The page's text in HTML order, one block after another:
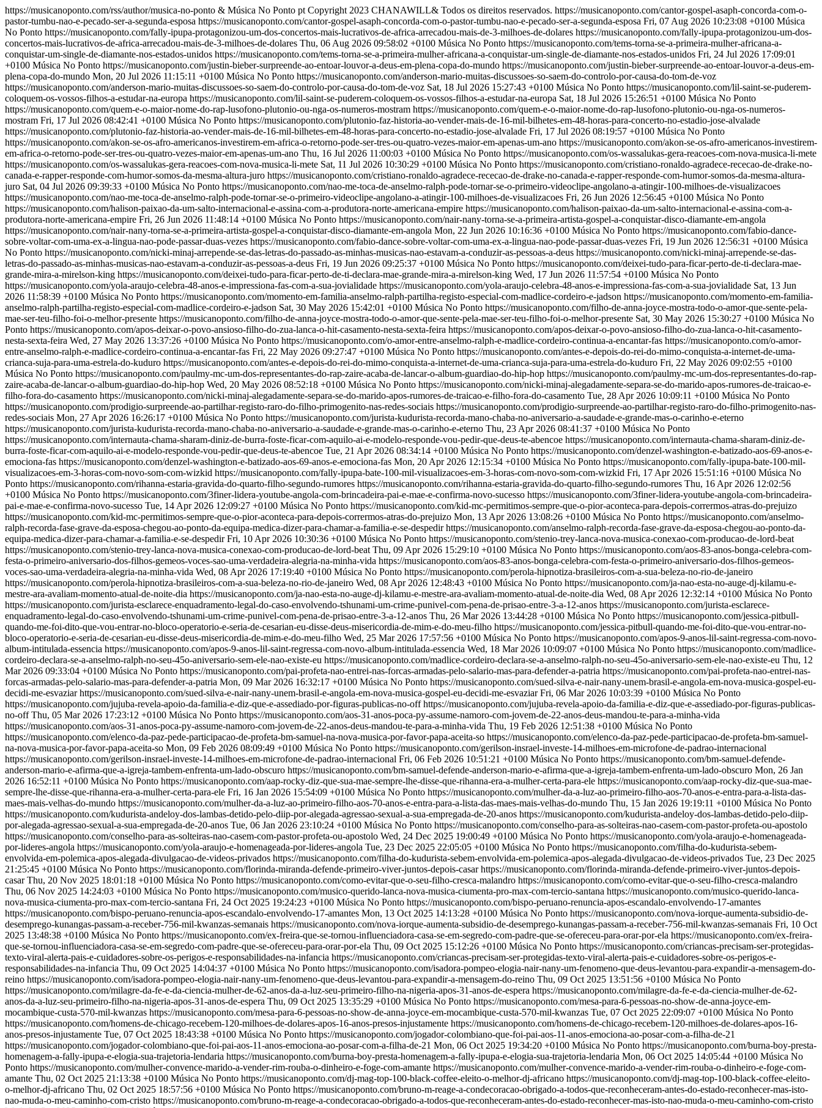
https://musicanoponto.com/rss/author/musica-no-ponto & Música No Ponto pt Copyright 2023 CHANAWILL& Todos os direitos reservados. https://musicanoponto.com/cantor-gospel-asaph-concorda-com-o-
pastor-tumbu-nao-e-pecado-ser-a-segunda-esposa https://musicanoponto.com/cantor-gospel-asaph-concorda-com-o-pastor-tumbu-nao-e-pecado-ser-a-segunda-esposa Fri, 07 Aug 2026 10:23:08 +0100 Música
No Ponto https://musicanoponto.com/fally-ipupa-protagonizou-um-dos-concertos-mais-lucrativos-de-africa-arrecadou-mais-de-3-milhoes-de-dolares https://musicanoponto.com/fally-ipupa-protagonizou-um-dos-
concertos-mais-lucrativos-de-africa-arrecadou-mais-de-3-milhoes-de-dolares Thu, 06 Aug 2026 09:58:02 +0100 Música No Ponto https://musicanoponto.com/tems-torna-se-a-primeira-mulher-africana-a-
conquistar-um-single-de-diamante-nos-estados-unidos https://musicanoponto.com/tems-torna-se-a-primeira-mulher-africana-a-conquistar-um-single-de-diamante-nos-estados-unidos Fri, 24 Jul 2026 17:09:01
+0100 Música No Ponto https://musicanoponto.com/justin-bieber-surpreende-ao-entoar-louvor-a-deus-em-plena-copa-do-mundo https://musicanoponto.com/justin-bieber-surpreende-ao-entoar-louvor-a-deus-em-
plena-copa-do-mundo Mon, 20 Jul 2026 11:15:11 +0100 Música No Ponto https://musicanoponto.com/anderson-mario-muitas-discussoes-so-saem-do-controlo-por-causa-do-tom-de-voz
https://musicanoponto.com/anderson-mario-muitas-discussoes-so-saem-do-controlo-por-causa-do-tom-de-voz Sat, 18 Jul 2026 15:27:43 +0100 Música No Ponto https://musicanoponto.com/lil-saint-se-puderem-
coloquem-os-vossos-filhos-a-estudar-na-europa https://musicanoponto.com/lil-saint-se-puderem-coloquem-os-vossos-filhos-a-estudar-na-europa Sat, 18 Jul 2026 15:26:51 +0100 Música No Ponto
https://musicanoponto.com/quem-e-o-maior-nome-do-rap-lusofono-plutonio-ou-nga-os-numeros-mostram https://musicanoponto.com/quem-e-o-maior-nome-do-rap-lusofono-plutonio-ou-nga-os-numeros-
mostram Fri, 17 Jul 2026 08:42:41 +0100 Música No Ponto https://musicanoponto.com/plutonio-faz-historia-ao-vender-mais-de-16-mil-bilhetes-em-48-horas-para-concerto-no-estadio-jose-alvalade
https://musicanoponto.com/plutonio-faz-historia-ao-vender-mais-de-16-mil-bilhetes-em-48-horas-para-concerto-no-estadio-jose-alvalade Fri, 17 Jul 2026 08:19:57 +0100 Música No Ponto
https://musicanoponto.com/akon-se-os-afro-americanos-investirem-em-africa-o-retorno-pode-ser-tres-ou-quatro-vezes-maior-em-apenas-um-ano https://musicanoponto.com/akon-se-os-afro-americanos-investirem-
em-africa-o-retorno-pode-ser-tres-ou-quatro-vezes-maior-em-apenas-um-ano Thu, 16 Jul 2026 11:00:03 +0100 Música No Ponto https://musicanoponto.com/os-wassalukas-gera-reacoes-com-nova-musica-li-mete
https://musicanoponto.com/os-wassalukas-gera-reacoes-com-nova-musica-li-mete Sat, 11 Jul 2026 10:30:29 +0100 Música No Ponto https://musicanoponto.com/cristiano-ronaldo-agradece-rececao-de-drake-no-
canada-e-rapper-responde-com-humor-somos-da-mesma-altura-juro https://musicanoponto.com/cristiano-ronaldo-agradece-rececao-de-drake-no-canada-e-rapper-responde-com-humor-somos-da-mesma-altura-
juro Sat, 04 Jul 2026 09:39:33 +0100 Música No Ponto https://musicanoponto.com/nao-me-toca-de-anselmo-ralph-pode-tornar-se-o-primeiro-videoclipe-angolano-a-atingir-100-milhoes-de-visualizacoes
https://musicanoponto.com/nao-me-toca-de-anselmo-ralph-pode-tornar-se-o-primeiro-videoclipe-angolano-a-atingir-100-milhoes-de-visualizacoes Fri, 26 Jun 2026 12:56:45 +0100 Música No Ponto
https://musicanoponto.com/halison-paixao-da-um-salto-internacional-e-assina-com-a-produtora-norte-americana-empire https://musicanoponto.com/halison-paixao-da-um-salto-internacional-e-assina-com-a-
produtora-norte-americana-empire Fri, 26 Jun 2026 11:48:14 +0100 Música No Ponto https://musicanoponto.com/nair-nany-torna-se-a-primeira-artista-gospel-a-conquistar-disco-diamante-em-angola
https://musicanoponto.com/nair-nany-torna-se-a-primeira-artista-gospel-a-conquistar-disco-diamante-em-angola Mon, 22 Jun 2026 10:16:36 +0100 Música No Ponto https://musicanoponto.com/fabio-dance-
sobre-voltar-com-uma-ex-a-lingua-nao-pode-passar-duas-vezes https://musicanoponto.com/fabio-dance-sobre-voltar-com-uma-ex-a-lingua-nao-pode-passar-duas-vezes Fri, 19 Jun 2026 12:56:31 +0100 Música
No Ponto https://musicanoponto.com/nicki-minaj-arrepende-se-das-letras-do-passado-as-minhas-musicas-nao-estavam-a-conduzir-as-pessoas-a-deus https://musicanoponto.com/nicki-minaj-arrepende-se-das-
letras-do-passado-as-minhas-musicas-nao-estavam-a-conduzir-as-pessoas-a-deus Fri, 19 Jun 2026 09:25:37 +0100 Música No Ponto https://musicanoponto.com/deixei-tudo-para-ficar-perto-de-ti-declara-mae-
grande-mira-a-mirelson-king https://musicanoponto.com/deixei-tudo-para-ficar-perto-de-ti-declara-mae-grande-mira-a-mirelson-king Wed, 17 Jun 2026 11:57:54 +0100 Música No Ponto
https://musicanoponto.com/yola-araujo-celebra-48-anos-e-impressiona-fas-com-a-sua-jovialidade https://musicanoponto.com/yola-araujo-celebra-48-anos-e-impressiona-fas-com-a-sua-jovialidade Sat, 13 Jun
2026 11:58:39 +0100 Música No Ponto https://musicanoponto.com/momento-em-familia-anselmo-ralph-partilha-registo-especial-com-madlice-cordeiro-e-jadson https://musicanoponto.com/momento-em-familia-
anselmo-ralph-partilha-registo-especial-com-madlice-cordeiro-e-jadson Sat, 30 May 2026 15:42:01 +0100 Música No Ponto https://musicanoponto.com/filho-de-anna-joyce-mostra-todo-o-amor-que-sente-pela-
mae-ser-teu-filho-foi-o-melhor-presente https://musicanoponto.com/filho-de-anna-joyce-mostra-todo-o-amor-que-sente-pela-mae-ser-teu-filho-foi-o-melhor-presente Sat, 30 May 2026 15:30:27 +0100 Música No
Ponto https://musicanoponto.com/apos-deixar-o-povo-ansioso-filho-do-zua-lanca-o-hit-casamento-nesta-sexta-feira https://musicanoponto.com/apos-deixar-o-povo-ansioso-filho-do-zua-lanca-o-hit-casamento-
nesta-sexta-feira Wed, 27 May 2026 13:37:26 +0100 Música No Ponto https://musicanoponto.com/o-amor-entre-anselmo-ralph-e-madlice-cordeiro-continua-a-encantar-fas https://musicanoponto.com/o-amor-
entre-anselmo-ralph-e-madlice-cordeiro-continua-a-encantar-fas Fri, 22 May 2026 09:27:47 +0100 Música No Ponto https://musicanoponto.com/antes-e-depois-do-rei-do-mimo-conquista-a-internet-de-uma-
crianca-suja-para-uma-estrela-do-kuduro https://musicanoponto.com/antes-e-depois-do-rei-do-mimo-conquista-a-internet-de-uma-crianca-suja-para-uma-estrela-do-kuduro Fri, 22 May 2026 09:02:55 +0100
Música No Ponto https://musicanoponto.com/paulmy-mc-um-dos-representantes-do-rap-zaire-acaba-de-lancar-o-album-guardiao-do-hip-hop https://musicanoponto.com/paulmy-mc-um-dos-representantes-do-rap-
zaire-acaba-de-lancar-o-album-guardiao-do-hip-hop Wed, 20 May 2026 08:52:18 +0100 Música No Ponto https://musicanoponto.com/nicki-minaj-alegadamente-separa-se-do-marido-apos-rumores-de-traicao-e-
filho-fora-do-casamento https://musicanoponto.com/nicki-minaj-alegadamente-separa-se-do-marido-apos-rumores-de-traicao-e-filho-fora-do-casamento Tue, 28 Apr 2026 10:09:11 +0100 Música No Ponto
https://musicanoponto.com/prodigio-surpreende-ao-partilhar-registo-raro-do-filho-primogenito-nas-redes-sociais https://musicanoponto.com/prodigio-surpreende-ao-partilhar-registo-raro-do-filho-primogenito-nas-
redes-sociais Mon, 27 Apr 2026 16:26:17 +0100 Música No Ponto https://musicanoponto.com/jurista-kudurista-recorda-mano-chaba-no-aniversario-a-saudade-e-grande-mas-o-carinho-e-eterno
https://musicanoponto.com/jurista-kudurista-recorda-mano-chaba-no-aniversario-a-saudade-e-grande-mas-o-carinho-e-eterno Thu, 23 Apr 2026 08:41:37 +0100 Música No Ponto
https://musicanoponto.com/internauta-chama-sharam-diniz-de-burra-foste-ficar-com-aquilo-ai-e-modelo-responde-vou-pedir-que-deus-te-abencoe https://musicanoponto.com/internauta-chama-sharam-diniz-de-
burra-foste-ficar-com-aquilo-ai-e-modelo-responde-vou-pedir-que-deus-te-abencoe Tue, 21 Apr 2026 08:34:14 +0100 Música No Ponto https://musicanoponto.com/denzel-washington-e-batizado-aos-69-anos-e-
emociona-fas https://musicanoponto.com/denzel-washington-e-batizado-aos-69-anos-e-emociona-fas Mon, 20 Apr 2026 12:15:34 +0100 Música No Ponto https://musicanoponto.com/fally-ipupa-bate-100-mil-
visualizacoes-em-3-horas-com-novo-som-com-wizkid https://musicanoponto.com/fally-ipupa-bate-100-mil-visualizacoes-em-3-horas-com-novo-som-com-wizkid Fri, 17 Apr 2026 15:51:16 +0100 Música No
Ponto https://musicanoponto.com/rihanna-estaria-gravida-do-quarto-filho-segundo-rumores https://musicanoponto.com/rihanna-estaria-gravida-do-quarto-filho-segundo-rumores Thu, 16 Apr 2026 12:02:56
+0100 Música No Ponto https://musicanoponto.com/3finer-lidera-youtube-angola-com-brincadeira-pai-e-mae-e-confirma-novo-sucesso https://musicanoponto.com/3finer-lidera-youtube-angola-com-brincadeira-
pai-e-mae-e-confirma-novo-sucesso Tue, 14 Apr 2026 12:09:27 +0100 Música No Ponto https://musicanoponto.com/kid-mc-permitimos-sempre-que-o-pior-aconteca-para-depois-corrermos-atras-do-prejuizo
https://musicanoponto.com/kid-mc-permitimos-sempre-que-o-pior-aconteca-para-depois-corrermos-atras-do-prejuizo Mon, 13 Apr 2026 13:08:26 +0100 Música No Ponto https://musicanoponto.com/anselmo-
ralph-recorda-fase-grave-da-esposa-chegou-ao-ponto-da-equipa-medica-dizer-para-chamar-a-familia-e-se-despedirhttps://musicanoponto.com/anselmo-ralph-recorda-fase-grave-da-esposa-chegou-ao-ponto-da-
equipa-medica-dizer-para-chamar-a-familia-e-se-despedir Fri, 10 Apr 2026 10:30:36 +0100 Música No Ponto https://musicanoponto.com/stenio-trey-lanca-nova-musica-conexao-com-producao-de-lord-beat
https://musicanoponto.com/stenio-trey-lanca-nova-musica-conexao-com-producao-de-lord-beat Thu, 09 Apr 2026 15:29:10 +0100 Música No Ponto https://musicanoponto.com/aos-83-anos-bonga-celebra-com-
festa-o-primeiro-aniversario-dos-filhos-gemeos-voces-sao-uma-verdadeira-alegria-na-minha-vida https://musicanoponto.com/aos-83-anos-bonga-celebra-com-festa-o-primeiro-aniversario-dos-filhos-gemeos-
voces-sao-uma-verdadeira-alegria-na-minha-vida Wed, 08 Apr 2026 17:19:40 +0100 Música No Ponto https://musicanoponto.com/perola-hipnotiza-brasileiros-com-a-sua-beleza-no-rio-de-janeiro
https://musicanoponto.com/perola-hipnotiza-brasileiros-com-a-sua-beleza-no-rio-de-janeiro Wed, 08 Apr 2026 12:48:43 +0100 Música No Ponto https://musicanoponto.com/ja-nao-esta-no-auge-dj-kilamu-e-
mestre-ara-avaliam-momento-atual-de-noite-dia https://musicanoponto.com/ja-nao-esta-no-auge-dj-kilamu-e-mestre-ara-avaliam-momento-atual-de-noite-dia Wed, 08 Apr 2026 12:32:14 +0100 Música No Ponto
https://musicanoponto.com/jurista-esclarece-enquadramento-legal-do-caso-envolvendo-tshunami-um-crime-punivel-com-pena-de-prisao-entre-3-a-12-anos https://musicanoponto.com/jurista-esclarece-
enquadramento-legal-do-caso-envolvendo-tshunami-um-crime-punivel-com-pena-de-prisao-entre-3-a-12-anos Thu, 26 Mar 2026 13:44:28 +0100 Música No Ponto https://musicanoponto.com/jessica-pitbull-
quando-me-foi-dito-que-vou-entrar-no-bloco-operatorio-e-seria-de-cesarian-eu-disse-deus-misericordia-de-mim-e-do-meu-filho https://musicanoponto.com/jessica-pitbull-quando-me-foi-dito-que-vou-entrar-no-
bloco-operatorio-e-seria-de-cesarian-eu-disse-deus-misericordia-de-mim-e-do-meu-filho Wed, 25 Mar 2026 17:57:56 +0100 Música No Ponto https://musicanoponto.com/apos-9-anos-lil-saint-regressa-com-novo-
album-intitulada-essencia https://musicanoponto.com/apos-9-anos-lil-saint-regressa-com-novo-album-intitulada-essencia Wed, 18 Mar 2026 10:09:07 +0100 Música No Ponto https://musicanoponto.com/madlice-
cordeiro-declara-se-a-anselmo-ralph-no-seu-45o-aniversario-sem-ele-nao-existe-eu https://musicanoponto.com/madlice-cordeiro-declara-se-a-anselmo-ralph-no-seu-45o-aniversario-sem-ele-nao-existe-eu Thu, 12
Mar 2026 09:33:04 +0100 Música No Ponto https://musicanoponto.com/pai-profeta-nao-entrei-nas-forcas-armadas-pelo-salario-mas-para-defender-a-patria https://musicanoponto.com/pai-profeta-nao-entrei-nas-
forcas-armadas-pelo-salario-mas-para-defender-a-patria Mon, 09 Mar 2026 16:32:17 +0100 Música No Ponto https://musicanoponto.com/sued-silva-e-nair-nany-unem-brasil-e-angola-em-nova-musica-gospel-eu-
decidi-me-esvaziarhttps://musicanoponto.com/sued-silva-e-nair-nany-unem-brasil-e-angola-em-nova-musica-gospel-eu-decidi-me-esvaziar Fri, 06 Mar 2026 10:03:39 +0100 Música No Ponto
https://musicanoponto.com/jujuba-revela-apoio-da-familia-e-diz-que-e-assediado-por-figuras-publicas-no-offhttps://musicanoponto.com/jujuba-revela-apoio-da-familia-e-diz-que-e-assediado-por-figuras-publicas-
no-off Thu, 05 Mar 2026 17:23:12 +0100 Música No Ponto https://musicanoponto.com/aos-31-anos-poca-py-assume-namoro-com-jovem-de-22-anos-deus-mandou-te-para-a-minha-vida
https://musicanoponto.com/aos-31-anos-poca-py-assume-namoro-com-jovem-de-22-anos-deus-mandou-te-para-a-minha-vida Thu, 19 Feb 2026 12:51:38 +0100 Música No Ponto
https://musicanoponto.com/elenco-da-paz-pede-participacao-de-profeta-bm-samuel-na-nova-musica-por-favor-papa-aceita-so https://musicanoponto.com/elenco-da-paz-pede-participacao-de-profeta-bm-samuel-
na-nova-musica-por-favor-papa-aceita-so Mon, 09 Feb 2026 08:09:49 +0100 Música No Ponto https://musicanoponto.com/gerilson-insrael-investe-14-milhoes-em-microfone-de-padrao-internacional
https://musicanoponto.com/gerilson-insrael-investe-14-milhoes-em-microfone-de-padrao-internacional Fri, 06 Feb 2026 10:51:21 +0100 Música No Ponto https://musicanoponto.com/bm-samuel-defende-
anderson-mario-e-afirma-que-a-igreja-tambem-enfrenta-um-lado-obscuro https://musicanoponto.com/bm-samuel-defende-anderson-mario-e-afirma-que-a-igreja-tambem-enfrenta-um-lado-obscuro Mon, 26 Jan
2026 16:52:11 +0100 Música No Ponto https://musicanoponto.com/aap-rocky-diz-que-sua-mae-sempre-lhe-disse-que-rihanna-era-a-mulher-certa-para-ele https://musicanoponto.com/aap-rocky-diz-que-sua-mae-
sempre-lhe-disse-que-rihanna-era-a-mulher-certa-para-ele Fri, 16 Jan 2026 15:54:09 +0100 Música No Ponto https://musicanoponto.com/mulher-da-a-luz-ao-primeiro-filho-aos-70-anos-e-entra-para-a-lista-das-
maes-mais-velhas-do-mundo https://musicanoponto.com/mulher-da-a-luz-ao-primeiro-filho-aos-70-anos-e-entra-para-a-lista-das-maes-mais-velhas-do-mundo Thu, 15 Jan 2026 19:19:11 +0100 Música No Ponto
https://musicanoponto.com/kudurista-andeloy-dos-lambas-detido-pelo-diip-por-alegada-agressao-sexual-a-sua-empregada-de-20-anos https://musicanoponto.com/kudurista-andeloy-dos-lambas-detido-pelo-diip-
por-alegada-agressao-sexual-a-sua-empregada-de-20-anos Tue, 06 Jan 2026 23:10:24 +0100 Música No Ponto https://musicanoponto.com/conselho-para-as-solteiras-nao-casem-com-pastor-profeta-ou-apostolo
https://musicanoponto.com/conselho-para-as-solteiras-nao-casem-com-pastor-profeta-ou-apostolo Wed, 24 Dec 2025 19:00:49 +0100 Música No Ponto https://musicanoponto.com/yola-araujo-e-homenageada-
por-lideres-angola https://musicanoponto.com/yola-araujo-e-homenageada-por-lideres-angola Tue, 23 Dec 2025 22:05:05 +0100 Música No Ponto https://musicanoponto.com/filha-do-kudurista-sebem-
envolvida-em-polemica-apos-alegada-divulgacao-de-videos-privados https://musicanoponto.com/filha-do-kudurista-sebem-envolvida-em-polemica-apos-alegada-divulgacao-de-videos-privados Tue, 23 Dec 2025
21:25:45 +0100 Música No Ponto https://musicanoponto.com/florinda-miranda-defende-primeiro-viver-juntos-depois-casarhttps://musicanoponto.com/florinda-miranda-defende-primeiro-viver-juntos-depois-
casar Thu, 20 Nov 2025 18:01:18 +0100 Música No Ponto https://musicanoponto.com/como-evitar-que-o-seu-filho-cresca-malandro https://musicanoponto.com/como-evitar-que-o-seu-filho-cresca-malandro
Thu, 06 Nov 2025 14:24:03 +0100 Música No Ponto https://musicanoponto.com/musico-querido-lanca-nova-musica-ciumenta-pro-max-com-tercio-santana https://musicanoponto.com/musico-querido-lanca-
nova-musica-ciumenta-pro-max-com-tercio-santana Fri, 24 Oct 2025 19:24:23 +0100 Música No Ponto https://musicanoponto.com/bispo-peruano-renuncia-apos-escandalo-envolvendo-17-amantes
https://musicanoponto.com/bispo-peruano-renuncia-apos-escandalo-envolvendo-17-amantes Mon, 13 Oct 2025 14:13:28 +0100 Música No Ponto https://musicanoponto.com/nova-iorque-aumenta-subsidio-de-
desemprego-kunangas-passam-a-receber-756-mil-kwanzas-semanais https://musicanoponto.com/nova-iorque-aumenta-subsidio-de-desemprego-kunangas-passam-a-receber-756-mil-kwanzas-semanais Fri, 10 Oct
2025 13:48:38 +0100 Música No Ponto https://musicanoponto.com/ex-freira-que-se-tornou-influenciadora-casa-se-em-segredo-com-padre-que-se-ofereceu-para-orar-por-ela https://musicanoponto.com/ex-freira-
que-se-tornou-influenciadora-casa-se-em-segredo-com-padre-que-se-ofereceu-para-orar-por-ela Thu, 09 Oct 2025 15:12:26 +0100 Música No Ponto https://musicanoponto.com/criancas-precisam-ser-protegidas-
texto-viral-alerta-pais-e-cuidadores-sobre-os-perigos-e-responsabilidades-na-infancia https://musicanoponto.com/criancas-precisam-ser-protegidas-texto-viral-alerta-pais-e-cuidadores-sobre-os-perigos-e-
responsabilidades-na-infancia Thu, 09 Oct 2025 14:04:37 +0100 Música No Ponto https://musicanoponto.com/isadora-pompeo-elogia-nair-nany-um-fenomeno-que-deus-levantou-para-expandir-a-mensagem-do-
reino https://musicanoponto.com/isadora-pompeo-elogia-nair-nany-um-fenomeno-que-deus-levantou-para-expandir-a-mensagem-do-reino Thu, 09 Oct 2025 13:51:56 +0100 Música No Ponto
https://musicanoponto.com/milagre-da-fe-e-da-ciencia-mulher-de-62-anos-da-a-luz-seu-primeiro-filho-na-nigeria-apos-31-anos-de-espera https://musicanoponto.com/milagre-da-fe-e-da-ciencia-mulher-de-62-
anos-da-a-luz-seu-primeiro-filho-na-nigeria-apos-31-anos-de-espera Thu, 09 Oct 2025 13:35:29 +0100 Música No Ponto https://musicanoponto.com/mesa-para-6-pessoas-no-show-de-anna-joyce-em-
mocambique-custa-570-mil-kwanzas https://musicanoponto.com/mesa-para-6-pessoas-no-show-de-anna-joyce-em-mocambique-custa-570-mil-kwanzas Tue, 07 Oct 2025 22:09:07 +0100 Música No Ponto
https://musicanoponto.com/homens-de-chicago-recebem-120-milhoes-de-dolares-apos-16-anos-presos-injustamente https://musicanoponto.com/homens-de-chicago-recebem-120-milhoes-de-dolares-apos-16-
anos-presos-injustamente Tue, 07 Oct 2025 18:43:38 +0100 Música No Ponto https://musicanoponto.com/jogador-colombiano-que-foi-pai-aos-11-anos-emociona-ao-posar-com-a-filha-de-21
https://musicanoponto.com/jogador-colombiano-que-foi-pai-aos-11-anos-emociona-ao-posar-com-a-filha-de-21 Mon, 06 Oct 2025 19:34:20 +0100 Música No Ponto https://musicanoponto.com/burna-boy-presta-
homenagem-a-fally-ipupa-e-elogia-sua-trajetoria-lendaria https://musicanoponto.com/burna-boy-presta-homenagem-a-fally-ipupa-e-elogia-sua-trajetoria-lendaria Mon, 06 Oct 2025 14:05:44 +0100 Música No
Ponto https://musicanoponto.com/mulher-convence-marido-a-vender-rim-rouba-o-dinheiro-e-foge-com-amante https://musicanoponto.com/mulher-convence-marido-a-vender-rim-rouba-o-dinheiro-e-foge-com-
amante Thu, 02 Oct 2025 21:13:38 +0100 Música No Ponto https://musicanoponto.com/dj-mag-top-100-black-coffee-eleito-o-melhor-dj-africano https://musicanoponto.com/dj-mag-top-100-black-coffee-eleito-
o-melhor-dj-africano Thu, 02 Oct 2025 18:57:56 +0100 Música No Ponto https://musicanoponto.com/bruno-m-reage-a-condecoracao-obrigado-a-todos-que-reconheceram-antes-do-estado-reconhecer-mas-isto-
nao-muda-o-meu-caminho-com-cristo https://musicanoponto.com/bruno-m-reage-a-condecoracao-obrigado-a-todos-que-reconheceram-antes-do-estado-reconhecer-mas-isto-nao-muda-o-meu-caminho-com-cristo